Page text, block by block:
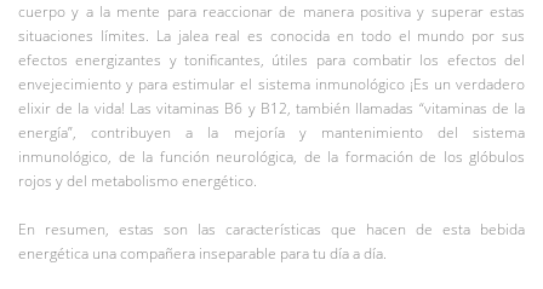
cuerpo y a la mente para reaccionar de manera positiva y superar estas
situaciones límites. La jalea real es conocida en todo el mundo por sus
efectos energizantes y tonificantes, útiles para combatir los efectos del
envejecimiento y para estimular el sistema inmunológico ¡Es un verdadero
elixir de la vida! Las vitaminas B6 y B12, también llamadas “vitaminas de la
energía”, contribuyen a la mejoría y mantenimiento del sistema
inmunológico, de la función neurológica, de la formación de los glóbulos
rojos y del metabolismo energético.
En resumen, estas son las características que hacen de esta bebida
energética una compañera inseparable para tu día a día.